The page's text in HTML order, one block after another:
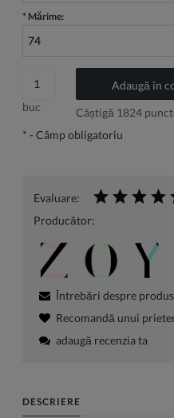
* Mărime:
buc
Adaugă în
Câștigă 1824
* - Câmp obligatoriu
Evaluare:
Producător:
Întrebări despre
Recomandă unui
adaugă recenzia ta
DESCRIERE